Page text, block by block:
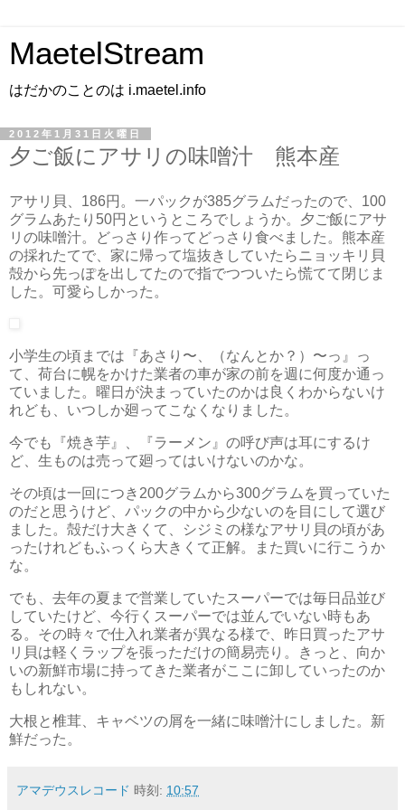
MaetelStream
はだかのことのは i.maetel.info
2012年1月31日火曜日
夕ご飯にアサリの味噌汁 熊本産
アサリ貝、186円。一パックが385グラムだったので、100
グラムあたり50円というところでしょうか。夕ご飯にアサ
リの味噌汁。どっさり作ってどっさり食べました。熊本産
の採れたてで、家に帰って塩抜きしていたらニョッキリ貝
殻から先っぽを出してたので指でつついたら慌てて閉じま
した。可愛らしかった。
小学生の頃までは『あさり〜、（なんとか？）〜っ』っ
て、荷台に幌をかけた業者の車が家の前を週に何度か通っ
ていました。曜日が決まっていたのかは良くわからないけ
れども、いつしか廻ってこなくなりました。
今でも『焼き芋』、『ラーメン』の呼び声は耳にするけ
ど、生ものは売って廻ってはいけないのかな。
その頃は一回につき200グラムから300グラムを買っていた
のだと思うけど、パックの中から少ないのを目にして選び
ました。殻だけ大きくて、シジミの様なアサリ貝の頃があ
ったけれどもふっくら大きくて正解。また買いに行こうか
な。
でも、去年の夏まで営業していたスーパーでは毎日品並び
していたけど、今行くスーパーでは並んでいない時もあ
る。その時々で仕入れ業者が異なる様で、昨日買ったアサ
リ貝は軽くラップを張っただけの簡易売り。きっと、向か
いの新鮮市場に持ってきた業者がここに卸していったのか
もしれない。
大根と椎茸、キャベツの屑を一緒に味噌汁にしました。新
鮮だった。
アマデウスレコード 時刻: 10:57